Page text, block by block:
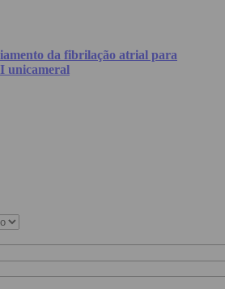
da fibrilação atrial para
unicameral